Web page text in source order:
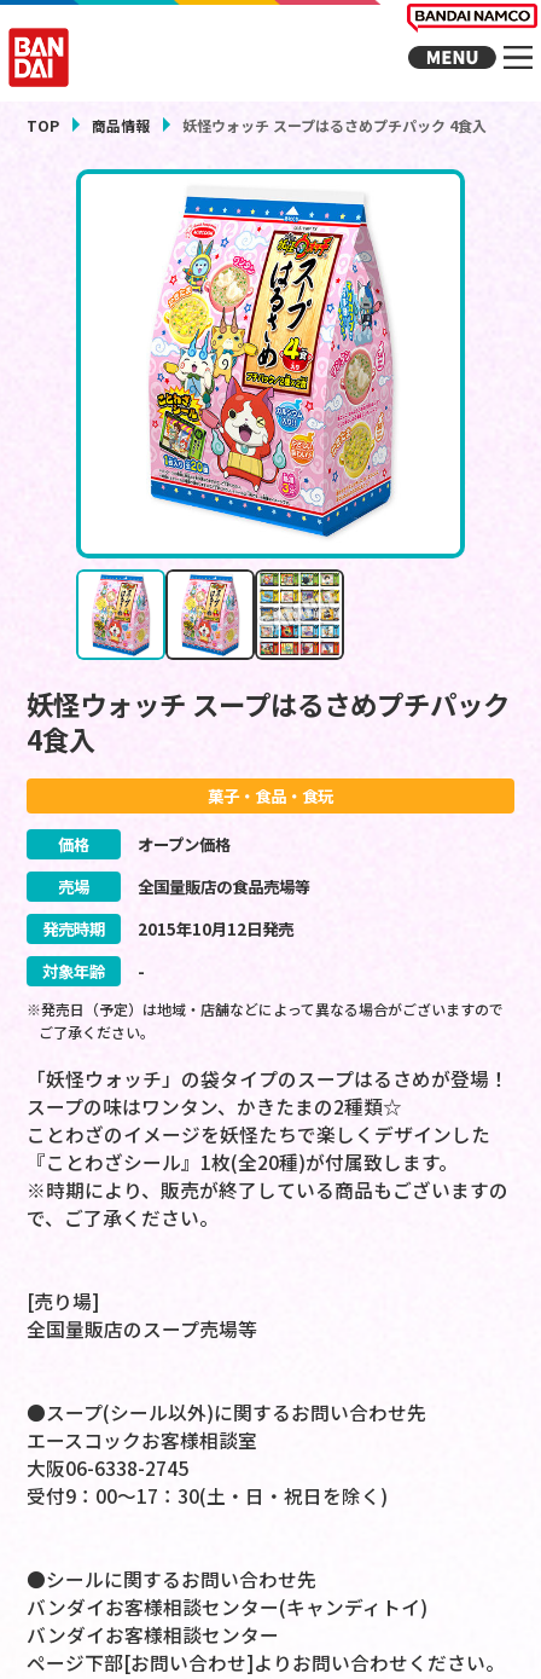
TOP 商品情報 妖怪ウォッチ スープはるさめプチパック 4食入
妖怪ウォッチ スープはるさめプチパック
4食入
菓子・食品・食玩
価格
オープン価格
売場
全国量販店の食品売場等
発売時期
2015年10月12日発売
対象年齢
-
※発売日（予定）は地域・店舗などによって異なる場合がございますので
ご了承ください。
「妖怪ウォッチ」の袋タイプのスープはるさめが登場！
スープの味はワンタン、かきたまの2種類☆
ことわざのイメージを妖怪たちで楽しくデザインした
『ことわざシール』1枚(全20種)が付属致します。
※時期により、販売が終了している商品もございますの
で、ご了承ください。
[売り場]
全国量販店のスープ売場等
●スープ(シール以外)に関するお問い合わせ先
エースコックお客様相談室
大阪06-6338-2745
受付9：00～17：30(土・日・祝日を除く)
●シールに関するお問い合わせ先
バンダイお客様相談センター(キャンディトイ)
バンダイお客様相談センター
ページ下部[お問い合わせ]よりお問い合わせください。